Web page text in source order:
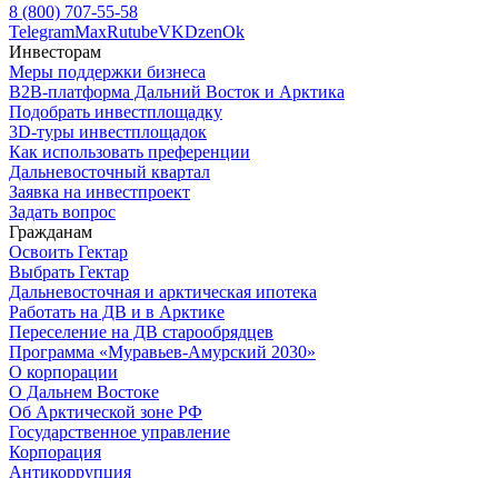
8 (800) 707-55-58
TelegramMaxRutubeVKDzenOk
Инвесторам
Меры поддержки бизнеса
B2B-платформа Дальний Восток и Арктика
Подобрать инвестплощадку
3D-туры инвестплощадок
Как использовать преференции
Дальневосточный квартал
Заявка на инвестпроект
Задать вопрос
Гражданам
Освоить Гектар
Выбрать Гектар
Дальневосточная и арктическая ипотека
Работать на ДВ и в Арктике
Переселение на ДВ старообрядцев
Программа «Муравьев-Амурский 2030»
О корпорации
О Дальнем Востоке
Об Арктической зоне РФ
Государственное управление
Корпорация
Антикоррупция